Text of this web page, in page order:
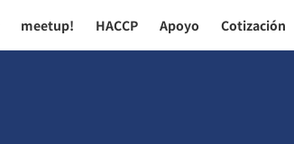
meetup! HACCP Apoyo Cotización